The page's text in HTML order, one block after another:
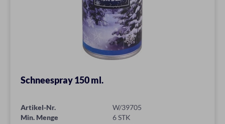
Schneespray 150 ml.
Artikel-Nr.
W/39705
Min. Menge
6 STK